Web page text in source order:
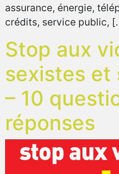
assurance, énergie,
crédits, service public,
Stop aux
sexistes et
– 10
réponses